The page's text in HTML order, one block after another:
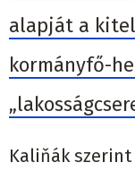
alapját a
kormányfő-
Kaliňák